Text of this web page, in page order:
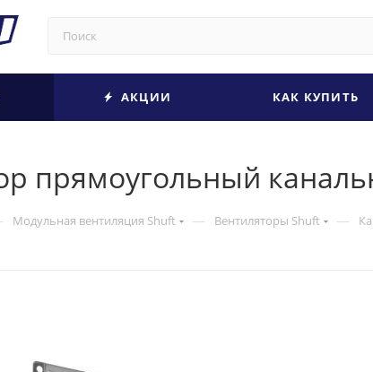
АКЦИИ КАК КУПИТЬ
прямоугольный
Модульная вентиляция Shuft — Вентиляторы Shuft —